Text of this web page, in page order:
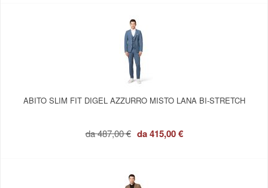
ABITO SLIM FIT DIGEL AZZURRO MISTO LANA BI-STRETCH
da487,00 € da415,00 €